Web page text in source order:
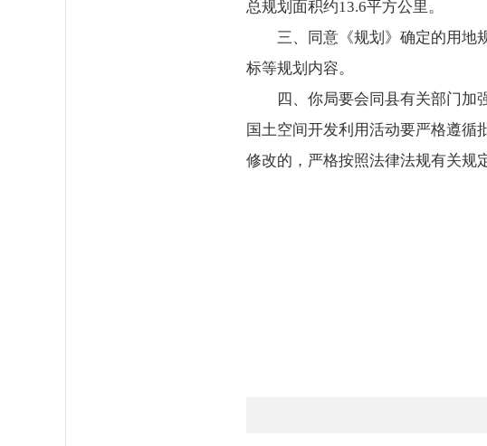
总规划面积约13.6平方公里。
三、同意《规划》确定的用地
标等规划内容。
四、你局要会同县有关部门加
国土空间开发利用活动要严格遵循
修改的，严格按照法律法规有关规